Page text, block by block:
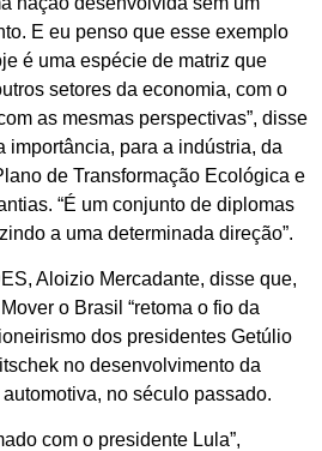
E eu penso que esse exemplo
é uma espécie de matriz que
setores da economia, com o
as mesmas perspectivas”, disse
importância, para a indústria, da
de Transformação Ecológica e
“É um conjunto de diplomas
a uma determinada direção”.
Aloizio Mercadante, disse que,
o Brasil “retoma o fio da
dos presidentes Getúlio
no desenvolvimento da
no século passado.
com o presidente Lula”,